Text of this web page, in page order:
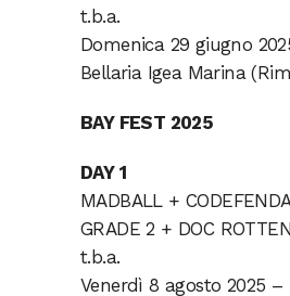
t.b.a.
Domenica 29 giugno
Bellaria Igea Marina
BAY FEST 2025
DAY 1
MADBALL +
GRADE 2 + DOC
t.b.a.
Venerdì 8 agosto 2025 –